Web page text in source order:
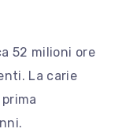
52 milioni ore
La carie